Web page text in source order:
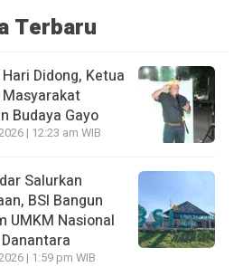
Terbaru
Didong, Ketua
Masyarakat
Budaya Gayo
| 12:23 am WIB
Salurkan
BSI Bangun
UMKM Nasional
| 1:59 pm WIB